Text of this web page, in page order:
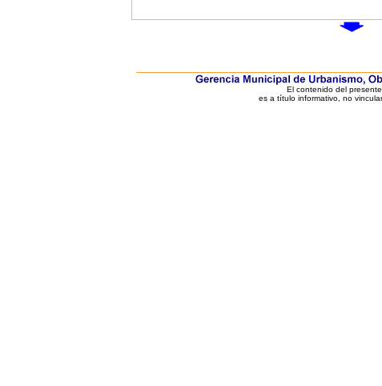
El contenido del
es a título informativo, no